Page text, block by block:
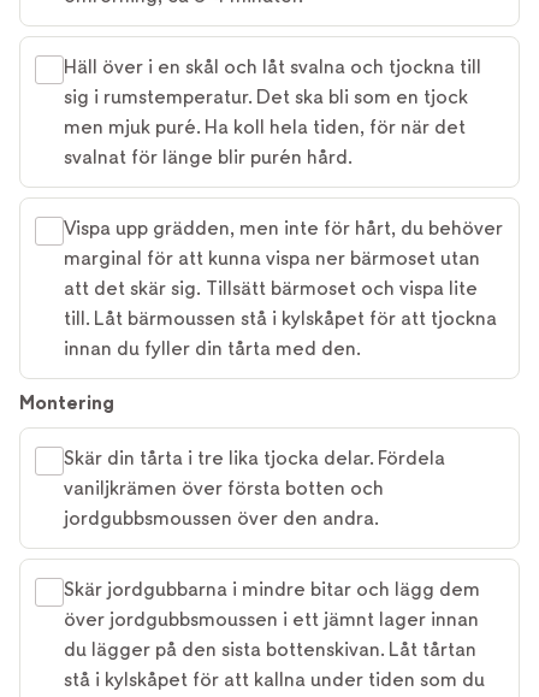
Häll över i en skål och låt svalna och tjockna till
sig i rumstemperatur. Det ska bli som en tjock
men mjuk puré. Ha koll hela tiden, för när det
svalnat för länge blir purén hård.
Vispa upp grädden, men inte för hårt, du behöver
marginal för att kunna vispa ner bärmoset utan
att det skär sig. Tillsätt bärmoset och vispa lite
till. Låt bärmoussen stå i kylskåpet för att tjockna
innan du fyller din tårta med den.
Montering
Skär din tårta i tre lika tjocka delar. Fördela
vaniljkrämen över första botten och
jordgubbsmoussen över den andra.
Skär jordgubbarna i mindre bitar och lägg dem
över jordgubbsmoussen i ett jämnt lager innan
du lägger på den sista bottenskivan. Låt tårtan
stå i kylskåpet för att kallna under tiden som du